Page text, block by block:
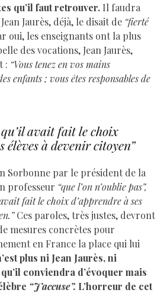
qu’il faut retrouver. Il faudra
Jaurès, déjà, le disait de “fierté
oui, les enseignants ont la plus
des vocations, Jean Jaurès,
: “Vous tenez en vos mains
enfants ; vous êtes responsables de
qu’il avait fait le choix
élèves à devenir citoyen”
Sorbonne par le président de la
professeur “que l’on n’oublie pas”,
fait le choix d’apprendre à ses
Ces paroles, très justes, devront
mesures concrètes pour
en France la place qui lui
plus ni Jean Jaurès, ni
conviendra d’évoquer mais
“J’accuse”. L’horreur de cet